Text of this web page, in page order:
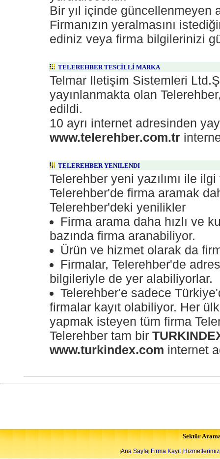
Bir yıl içinde güncellenmeyen
Firmanızın yeralmasını
ediniz veya firma bilgilerinizi
TELEREHBER TESCİLLİ MARKA
Telmar Iletişim Sistemleri
yayınlanmakta olan
edildi.
10 ayrı internet adresinden
www.telerehber.com.tr
TELEREHBER YENILENDI
Telerehber yeni yazılımı ile
Telerehber'de firma aramak
Telerehber'deki yenilikler
Firma arama daha hızlı ve
bazında firma aranabiliyor.
Ürün ve hizmet olarak da
Firmalar, Telerehber'de
bilgileriyle de yer alabiliyorlar.
Telerehber'e sadece
firmalar kayıt olabiliyor. Her
yapmak isteyen tüm firma
Telerehber tam bir
www.turkindex.com internet
Sektör
|Ana Sayfa| Firma Kayıt|Hizmetlerimiz|